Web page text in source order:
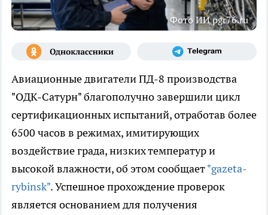
Фото ИИ pgr76.ru
Авиационные двигатели ПД-8 производства
"ОДК-Сатурн" благополучно завершили цикл
сертификационных испытаний, отработав более
6500 часов в режимах, имитирующих
воздействие града, низких температур и
высокой влажности, об этом сообщает"gazeta-
rybinsk". Успешное прохождение проверок
является основанием для получения